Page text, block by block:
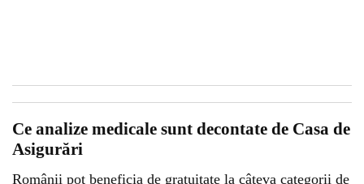
Ce analize medicale sunt decontate de Casa de
Asigurări
Românii pot beneficia de gratuitate la câteva categorii de